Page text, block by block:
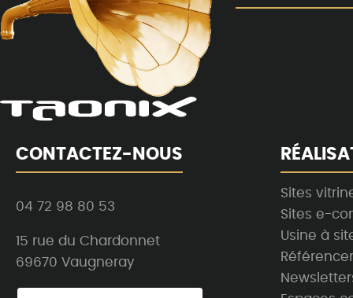
CONTACTEZ-NOUS
04 72 98 80 53
15 rue du Chardonnet
69670 Vaugneray
Sites
Sites e-
Usine à